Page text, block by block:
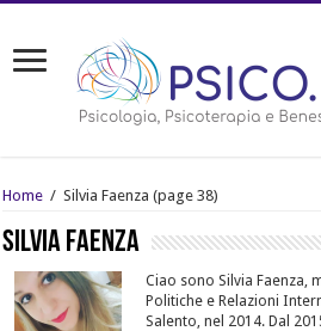
Home / Silvia Faenza (page 38)
Silvia Faenza
Ciao sono Silvia Faenza,
Politiche e Relazioni
Salento, nel 2014. Dal